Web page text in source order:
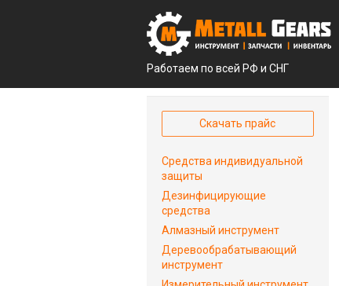
Работаем по всей РФ и СНГ
Скачать прайс
Средства индивидуальной
защиты
Дезинфицирующие
средства
Алмазный инструмент
Деревообрабатывающий
инструмент